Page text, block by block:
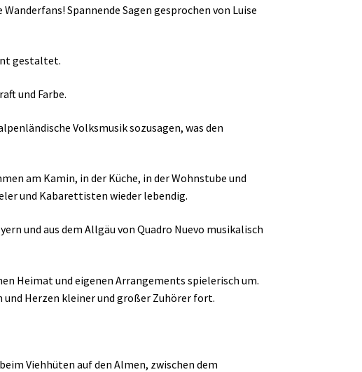
Spannende Sagen gesprochen von Luise
gestaltet.
und Farbe.
Volksmusik sozusagen, was den
am Kamin, in der Küche, in der Wohnstube und
und Kabarettisten wieder lebendig.
und aus dem Allgäu von Quadro Nuevo musikalisch
Heimat und eigenen Arrangements spielerisch um.
und Herzen kleiner und großer Zuhörer fort.
Viehhüten auf den Almen, zwischen dem